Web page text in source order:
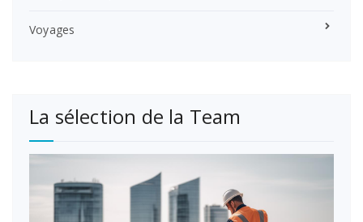
Voyages
La sélection de la Team